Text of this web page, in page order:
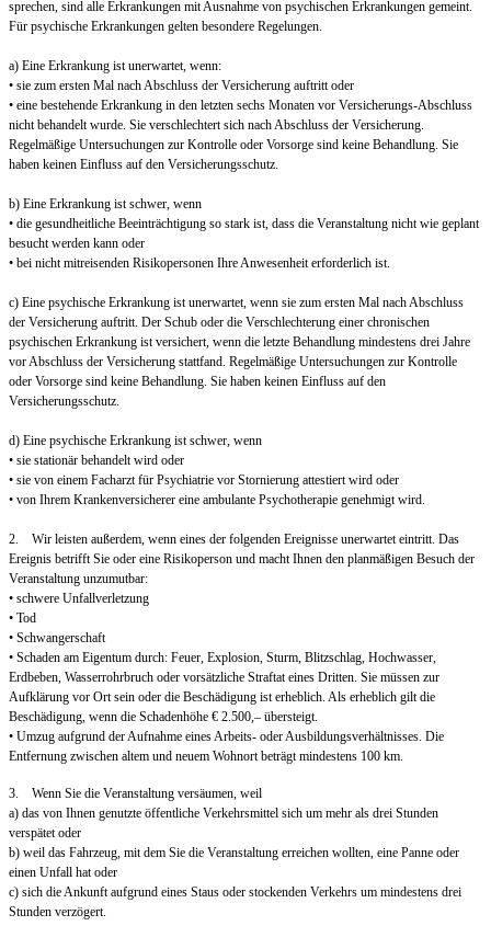
sprechen, sind alle Erkrankungen mit Ausnahme von psychischen Erkrankungen gemeint.
Für psychische Erkrankungen gelten besondere Regelungen.
a) Eine Erkrankung ist unerwartet, wenn:
• sie zum ersten Mal nach Abschluss der Versicherung auftritt oder
• eine bestehende Erkrankung in den letzten sechs Monaten vor Versicherungs-Abschluss
nicht behandelt wurde. Sie verschlechtert sich nach Abschluss der Versicherung.
Regelmäßige Untersuchungen zur Kontrolle oder Vorsorge sind keine Behandlung. Sie
haben keinen Einfluss auf den Versicherungsschutz.
b) Eine Erkrankung ist schwer, wenn
• die gesundheitliche Beeinträchtigung so stark ist, dass die Veranstaltung nicht wie geplant
besucht werden kann oder
• bei nicht mitreisenden Risikopersonen Ihre Anwesenheit erforderlich ist.
c) Eine psychische Erkrankung ist unerwartet, wenn sie zum ersten Mal nach Abschluss
der Versicherung auftritt. Der Schub oder die Verschlechterung einer chronischen
psychischen Erkrankung ist versichert, wenn die letzte Behandlung mindestens drei Jahre
vor Abschluss der Versicherung stattfand. Regelmäßige Untersuchungen zur Kontrolle
oder Vorsorge sind keine Behandlung. Sie haben keinen Einfluss auf den
Versicherungsschutz.
d) Eine psychische Erkrankung ist schwer, wenn
• sie stationär behandelt wird oder
• sie von einem Facharzt für Psychiatrie vor Stornierung attestiert wird oder
• von Ihrem Krankenversicherer eine ambulante Psychotherapie genehmigt wird.
2. Wir leisten außerdem, wenn eines der folgenden Ereignisse unerwartet eintritt. Das
Ereignis betrifft Sie oder eine Risikoperson und macht Ihnen den planmäßigen Besuch der
Veranstaltung unzumutbar:
• schwere Unfallverletzung
• Tod
• Schwangerschaft
• Schaden am Eigentum durch: Feuer, Explosion, Sturm, Blitzschlag, Hochwasser,
Erdbeben, Wasserrohrbruch oder vorsätzliche Straftat eines Dritten. Sie müssen zur
Aufklärung vor Ort sein oder die Beschädigung ist erheblich. Als erheblich gilt die
Beschädigung, wenn die Schadenhöhe € 2.500,– übersteigt.
• Umzug aufgrund der Aufnahme eines Arbeits- oder Ausbildungsverhältnisses. Die
Entfernung zwischen altem und neuem Wohnort beträgt mindestens 100 km.
3. Wenn Sie die Veranstaltung versäumen, weil
a) das von Ihnen genutzte öffentliche Verkehrsmittel sich um mehr als drei Stunden
verspätet oder
b) weil das Fahrzeug, mit dem Sie die Veranstaltung erreichen wollten, eine Panne oder
einen Unfall hat oder
c) sich die Ankunft aufgrund eines Staus oder stockenden Verkehrs um mindestens drei
Stunden verzögert.